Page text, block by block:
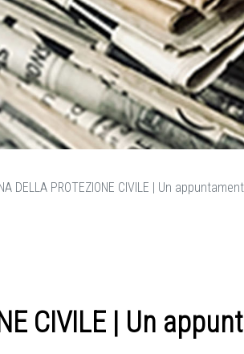
DELLA PROTEZIONE CIVILE | Un
CIVILE | Un